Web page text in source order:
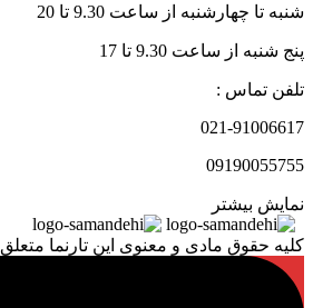
شنبه تا چهارشنبه از ساعت 9.30 تا 20
پنج شنبه از ساعت 9.30 تا 17
تلفن تماس :
021-91006617
09190055755
نمایش بیشتر
کلیه حقوق مادی و معنوی این تارنما